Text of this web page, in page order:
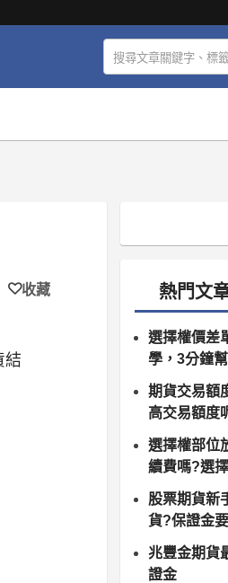
收藏
結
選擇權價差
學，3分鐘
期貨交易額
高交易額度
選擇權部位
續費嗎?選
股票期貨新
貨?保證金
意什麼?
兆豐金期貨
證金